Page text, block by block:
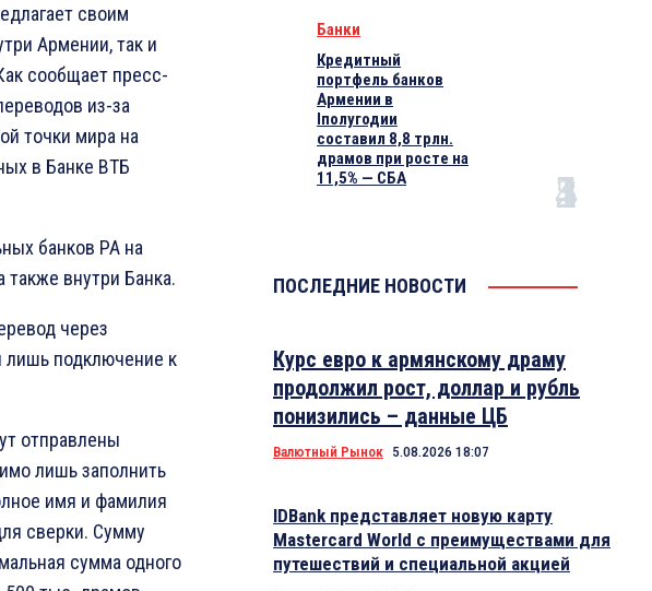
своим
Армении, так и
сообщает пресс-
из-за
точки мира на
в Банке ВТБ
банков РА на
также внутри Банка.
через
лишь подключение к
отправлены
лишь заполнить
имя и фамилия
сверки. Сумму
сумма одного
Банки
Кредитный
портфель банков
Армении в
Iполугодии
составил 8,8 трлн.
драмов при росте на
11,5% — СБА
ПОСЛЕДНИЕ НОВОСТИ
Курс евро к армянскому драму
продолжил рост, доллар и рубль
понизились – данные ЦБ
Валютный Рынок 5.08.2026 18:07
IDBank представляет новую карту
Mastercard World с преимуществами для
путешествий и специальной акцией